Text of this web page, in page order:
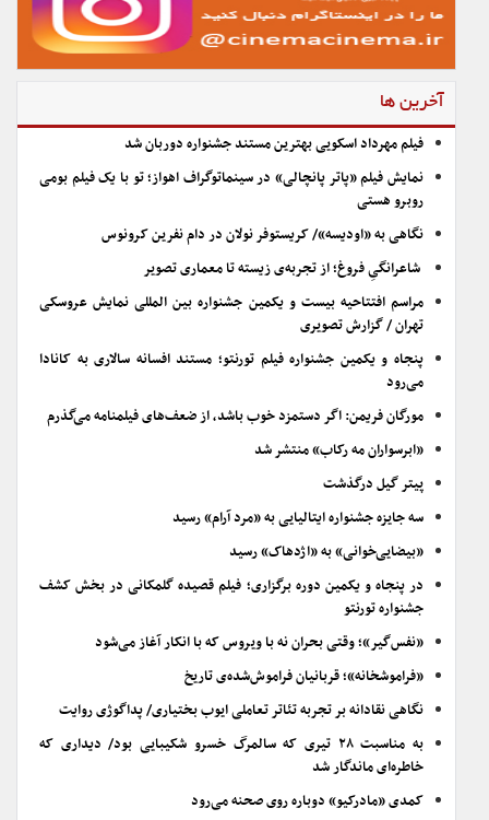
آخرین ها
فیلم مهرداد اسکویی بهترین مستند جشنواره دوربان شد
نمایش فیلم «پاتر پانچالی» در سینماتوگراف اهواز؛ تو با یک فیلم بومی
روبرو هستی
نگاهی به «اودیسه»/ کریستوفر نولان در دام نفرین کرونوس
شاعرانگیِ فروغ؛ از تجربه‌ی زیسته تا معماری تصویر
مراسم افتتاحیه بیست و یکمین جشنواره بین المللی نمایش عروسکی
تهران / گزارش تصویری
پنجاه و یکمین جشنواره فیلم تورنتو؛ مستند افسانه سالاری به کانادا
می‌رود
مورگان فریمن: اگر دستمزد خوب باشد، از ضعف‌های فیلمنامه می‌گذرم
«ابرسواران مه رکاب» منتشر شد
پیتر گیل درگذشت
سه جایزه جشنواره ایتالیایی به «مرد آرام» رسید
«بیضایی‌خوانی» به «اژدهاک» رسید
در پنجاه و یکمین دوره برگزاری؛ فیلم قصیده گلمکانی در بخش کشف
جشنواره تورنتو
«نفس‌گیر»؛ وقتی بحران نه با ویروس که با انکار آغاز می‌شود
«فراموشخانه»؛ قربانیان فراموش‌شده‌ی تاریخ
نگاهی نقادانه بر تجربه تئاتر تعاملی ایوب بختیاری/ پداگوژی روایت
به مناسبت ۲۸ تیری که سالمرگ خسرو شکیبایی بود/ دیداری که
خاطره‌ای ماندگار شد
کمدی «مادرکیو» دوباره روی صحنه می‌رود